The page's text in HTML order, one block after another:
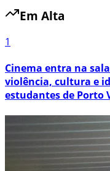
Em Alta
1
Cinema entra na
violência, cultura e
estudantes de Porto